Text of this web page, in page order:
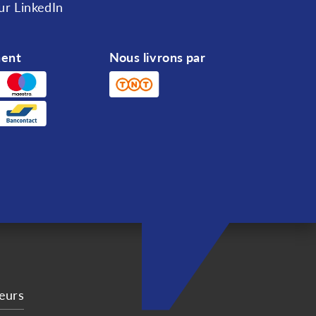
LinkedIn
Nous livrons par